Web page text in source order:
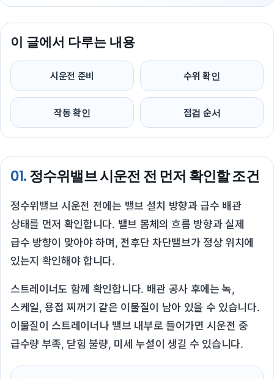
이 글에서 다루는 내용
시운전 준비 수위 확인
작동 확인 점검 순서
01.정수위밸브 시운전 전 먼저 확인할 조건
정수위밸브 시운전 전에는 밸브 설치 방향과 급수 배관
상태를 먼저 확인합니다. 밸브 몸체의 흐름 방향과 실제
급수 방향이 맞아야 하며, 전후단 차단밸브가 정상 위치에
있는지 확인해야 합니다.
스트레이너도 함께 확인합니다. 배관 공사 후에는 녹,
스케일, 용접 찌꺼기 같은 이물질이 남아 있을 수 있습니다.
이물질이 스트레이너나 밸브 내부로 들어가면 시운전 중
급수량 부족, 닫힘 불량, 미세 누설이 생길 수 있습니다.